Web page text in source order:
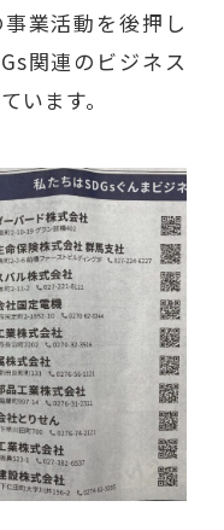
業活動を後押し
関連のビジネス
います。